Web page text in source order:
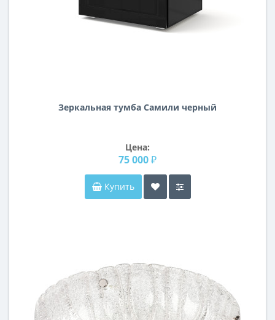
Зеркальная тумба Самили черный
Цена:
75 000 ₽
Купить